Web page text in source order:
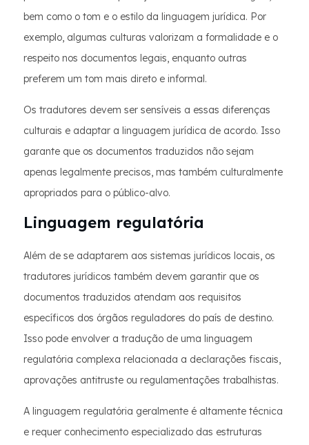
bem como o tom e o estilo da linguagem jurídica. Por
exemplo, algumas culturas valorizam a formalidade e o
respeito nos documentos legais, enquanto outras
preferem um tom mais direto e informal.
Os tradutores devem ser sensíveis a essas diferenças
culturais e adaptar a linguagem jurídica de acordo. Isso
garante que os documentos traduzidos não sejam
apenas legalmente precisos, mas também culturalmente
apropriados para o público-alvo.
Linguagem regulatória
Além de se adaptarem aos sistemas jurídicos locais, os
tradutores jurídicos também devem garantir que os
documentos traduzidos atendam aos requisitos
específicos dos órgãos reguladores do país de destino.
Isso pode envolver a tradução de uma linguagem
regulatória complexa relacionada a declarações fiscais,
aprovações antitruste ou regulamentações trabalhistas.
A linguagem regulatória geralmente é altamente técnica
e requer conhecimento especializado das estruturas